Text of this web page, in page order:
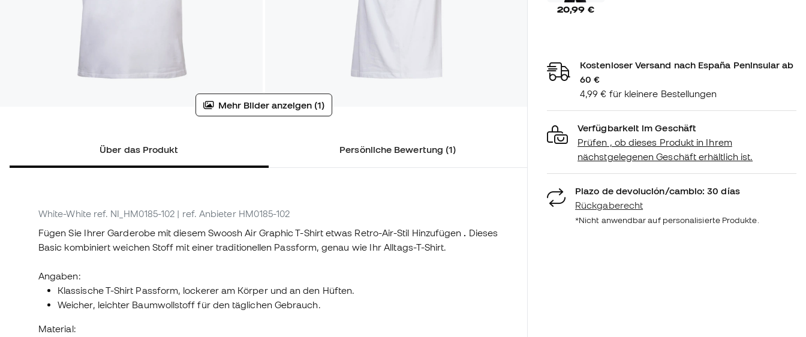
Mehr Bilder anzeigen (1)
Über das Produkt Persönliche Bewertung (1)
White-White ref. NI_HM0185-102 | ref. Anbieter HM0185-102
Fügen Sie Ihrer Garderobe mit diesem Swoosh Air Graphic T-Shirt etwas Retro-Air-Stil Hinzufügen . Dieses
Basic kombiniert weichen Stoff mit einer traditionellen Passform, genau wie Ihr Alltags-T-Shirt.
Angaben:
Klassische T-Shirt Passform, lockerer am Körper und an den Hüften.
Weicher, leichter Baumwollstoff für den täglichen Gebrauch.
Material:
20,99 €
Kostenloser Versand nach España Peninsular ab
60 €
4,99 € für kleinere Bestellungen
Verfügbarkeit im Geschäft
Prüfen , ob dieses Produkt in Ihrem
nächstgelegenen Geschäft erhältlich ist.
Plazo de devolución/cambio: 30 días
Rückgaberecht
*Nicht anwendbar auf personalisierte Produkte.